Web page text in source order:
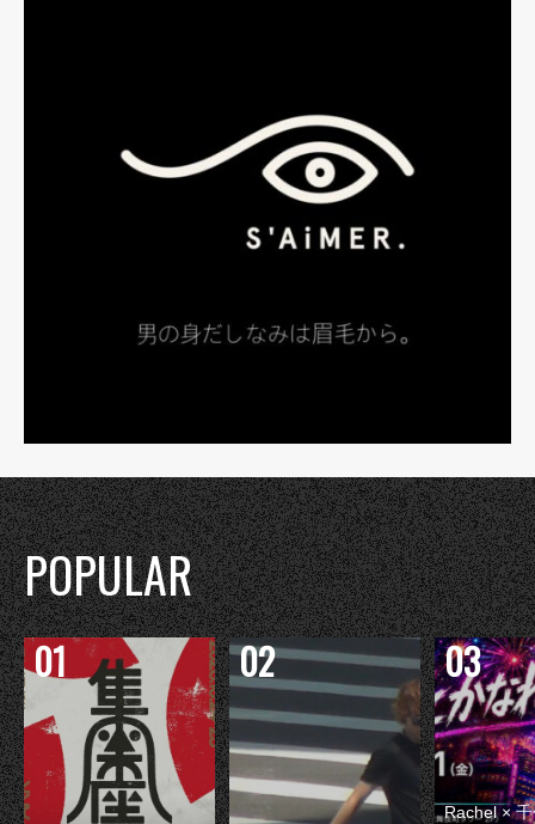
POPULAR
Rachel ×